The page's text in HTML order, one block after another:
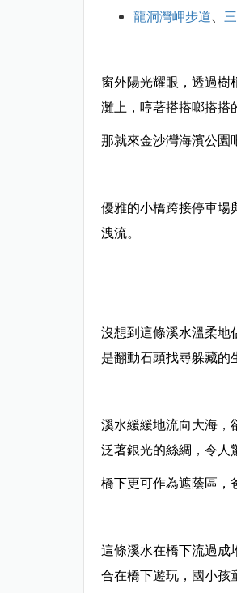
龍洞灣岬步道
窗外陽光耀眼，透過樹
灘上，哼著搭搭啷搭搭
那就來金沙灣海濱公園
優雅的小橋跨接停車場
洩流。
沒想到這條溪水溫柔地
是翻動石頭找尋躲藏的
溪水緩緩地流向大海，
泛著銀光的絲綢，令人
橋下更可作為遮蔭區，
這條溪水在橋下流過成
合在橋下遊玩，國小孩